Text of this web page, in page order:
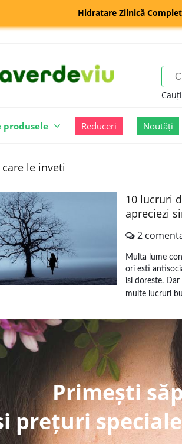
Hidratare Zilnică
Cauți
produsele Reduceri Noutăți
le inveti
10 lucruri
apreciezi
2
Multa lume
ori esti
isi doreste.
multe lucruri
Primești
prețuri